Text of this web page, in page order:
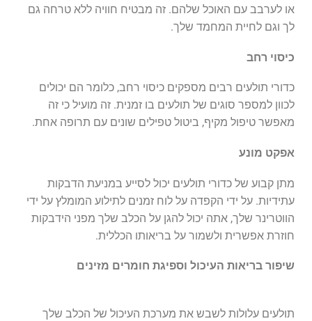
או לערבב עם האוכל שלהם. זה מבטיח חוויה ללא טרחה גם
לך וגם לחיית המחמד שלך.
כיסוי רחב
כדורי תולעים רבים מספקים כיסוי רחב, כלומר הם יכולים
לכוון למספר סוגים של תולעים בו זמנית. זה מועיל כי זה
מאפשר טיפול מקיף, ביטול טפילים שונים עם תרופה אחת.
אפקט מונע
מתן קבוע של כדורי תולעים יכול לסייע במניעת הדבקות
עתידיות. על ידי הקפדה על לוח זמנים לתילוע המומלץ על ידי
הווטרינר שלך, אתה יכול להגן על הכלב שלך מפני הידבקות
חוזרת אפשרית ולשמור על בריאותו הכללית.
שיפור בריאות העיכול וספיגת חומרים מזינים
תולעים עלולות לשבש את מערכת העיכול של הכלב שלך